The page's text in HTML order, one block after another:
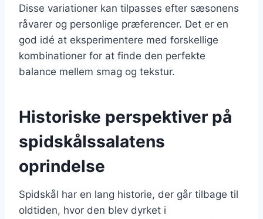
Disse variationer kan tilpasses efter sæsonens
råvarer og personlige præferencer. Det er en
god idé at eksperimentere med forskellige
kombinationer for at finde den perfekte
balance mellem smag og tekstur.
Historiske perspektiver på
spidskålssalatens
oprindelse
Spidskål har en lang historie, der går tilbage til
oldtiden, hvor den blev dyrket i